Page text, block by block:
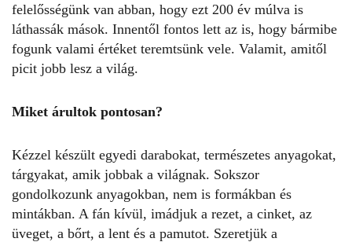
felelősségünk van abban, hogy ezt 200 év múlva is
láthassák mások. Innentől fontos lett az is, hogy bármibe
fogunk valami értéket teremtsünk vele. Valamit, amitől
picit jobb lesz a világ.
Miket árultok pontosan?
Kézzel készült egyedi darabokat, természetes anyagokat,
tárgyakat, amik jobbak a világnak. Sokszor
gondolkozunk anyagokban, nem is formákban és
mintákban. A fán kívül, imádjuk a rezet, a cinket, az
üveget, a bőrt, a lent és a pamutot. Szeretjük a